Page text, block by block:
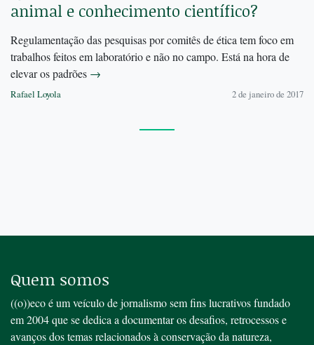
animal e conhecimento científico?
Regulamentação das pesquisas por comitês de ética tem foco em
trabalhos feitos em laboratório e não no campo. Está na hora de
elevar os padrões →
Rafael Loyola 2 de janeiro de 2017
Quem somos
((o))eco é um veículo de jornalismo sem fins lucrativos fundado
em 2004 que se dedica a documentar os desafios, retrocessos e
avanços dos temas relacionados à conservação da natureza,